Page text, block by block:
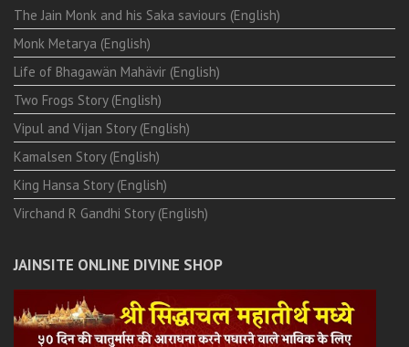
The Jain Monk and his Saka saviours (English)
Monk Metarya (English)
Life of Bhagawän Mahävir (English)
Two Frogs Story (English)
Vipul and Vijan Story (English)
Kamalsen Story (English)
King Hansa Story (English)
Virchand R Gandhi Story (English)
JAINSITE ONLINE DIVINE SHOP